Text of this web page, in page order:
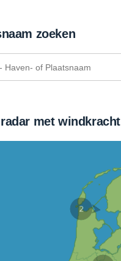
zoeken
met windkracht